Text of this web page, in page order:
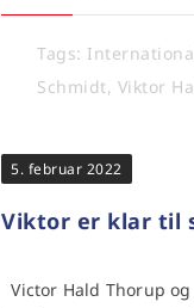
Tags:
Schmidt, Viktor
5. februar 2022
Viktor er klar til
Victor Hald Thorup